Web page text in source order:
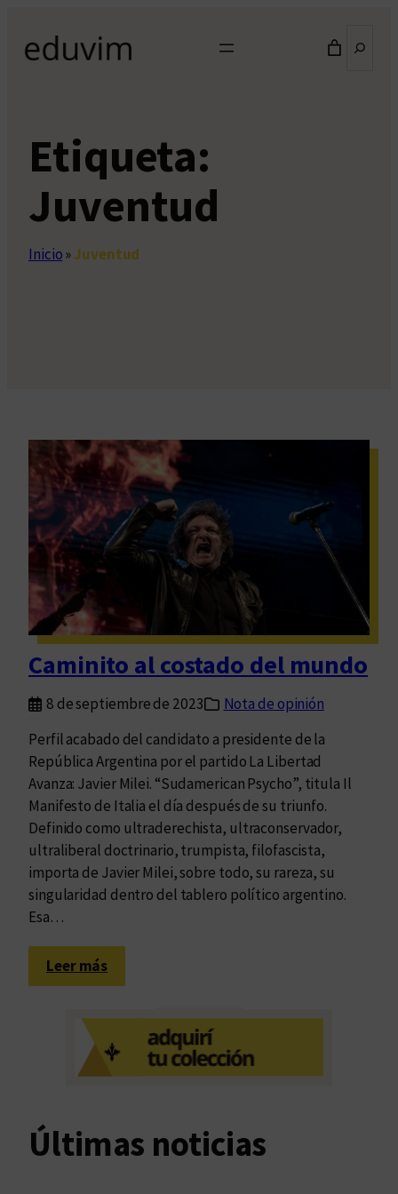
contenido
Etiqueta:
Juventud
Inicio»Juventud
Caminito al costado del mundo
8 de septiembre de 2023
Nota de opinión
Perfil acabado del candidato a presidente de la
República Argentina por el partido La Libertad
Avanza: Javier Milei. “Sudamerican Psycho”, titula Il
Manifesto de Italia el día después de su triunfo.
Definido como ultraderechista, ultraconservador,
ultraliberal doctrinario, trumpista, filofascista,
importa de Javier Milei, sobre todo, su rareza, su
singularidad dentro del tablero político argentino.
Esa…
Leer más:
C
i
n
o
Últimas noticias